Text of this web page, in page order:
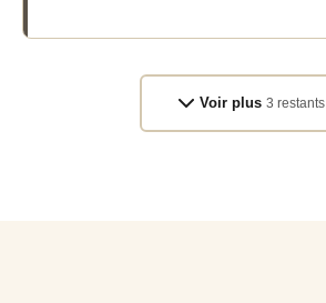
Voir plus 3 restants